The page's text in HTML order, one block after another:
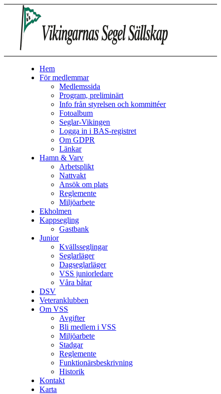
Hem
För medlemmar
Medlemssida
Program, preliminärt
Info från styrelsen och kommittéer
Fotoalbum
Seglar-Vikingen
Logga in i BAS-registret
Om GDPR
Länkar
Hamn & Varv
Arbetsplikt
Nattvakt
Ansök om plats
Reglemente
Miljöarbete
Ekholmen
Kappsegling
Gastbank
Junior
Kvällsseglingar
Seglarläger
Dagseglarläger
VSS juniorledare
Våra båtar
DSV
Veteranklubben
Om VSS
Avgifter
Bli medlem i VSS
Miljöarbete
Stadgar
Reglemente
Funktionärsbeskrivning
Historik
Kontakt
Karta